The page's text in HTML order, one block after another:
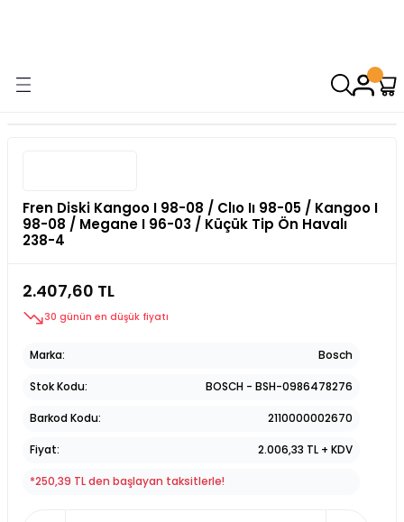
Fren Diski Kangoo I 98-08 / Clıo Iı 98-05 / Kangoo I
98-08 / Megane I 96-03 / Küçük Tip Ön Havalı
238-4
2.407,60 TL
30 günün en düşük fiyatı
Marka Bosch
Stok Kodu BOSCH - BSH-0986478276
Barkod Kodu 2110000002670
Fiyat 2.006,33 TL + KDV
*250,39 TL den başlayan taksitlerle!